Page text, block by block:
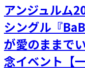
アンジュルム
シングル『
が愛のままで
念イベント【一